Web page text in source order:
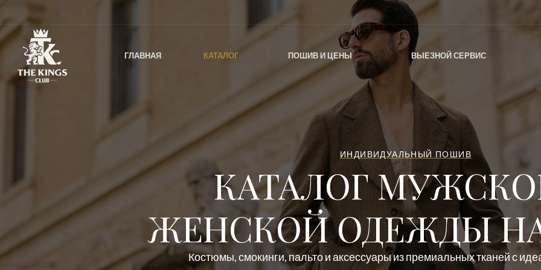
ГЛАВНАЯ КАТАЛОГ ПОШИВ И ЦЕНЫ ВЫЕЗНОЙ СЕРВИС
ИНДИВИДУАЛЬНЫЙ ПОШИВ
КАТАЛОГ
ЖЕНСКОЙ ОДЕЖДЫ
Костюмы, смокинги, пальто и аксессуары из премиальных тканей с